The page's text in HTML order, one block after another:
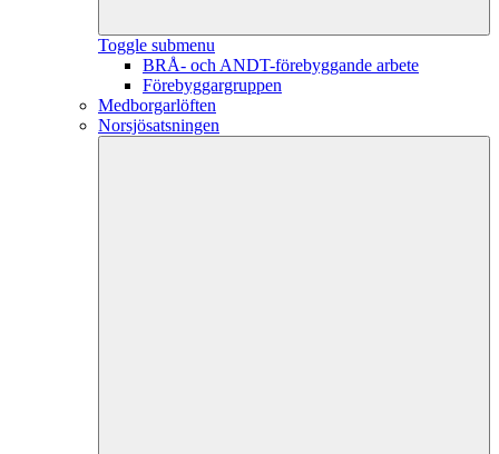
Toggle submenu
BRÅ- och ANDT-förebyggande arbete
Förebyggargruppen
Medborgarlöften
Norsjösatsningen